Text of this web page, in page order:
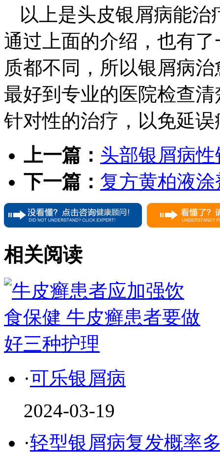
以上是头皮银屑病能
通过上面的介绍，也有
质都不同，所以银屑病
最好到专业的医院检查
针对性的治疗，以免延误
上一篇： 头部银屑病
下一篇： 复方黄柏液
相关阅读
·可乐银屑病
2024-03-19
·轻型银屑病复发概率